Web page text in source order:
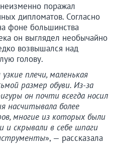
поражал
дипломатов. Согласно
фоне большинства
он выглядел необычайно
возвышался над
голову.
плечи, маленькая
размер обуви. Из-за
он почти всегда носил
насчитывала более
многие из которых были
и скрывали в себе шпаги
», — рассказала